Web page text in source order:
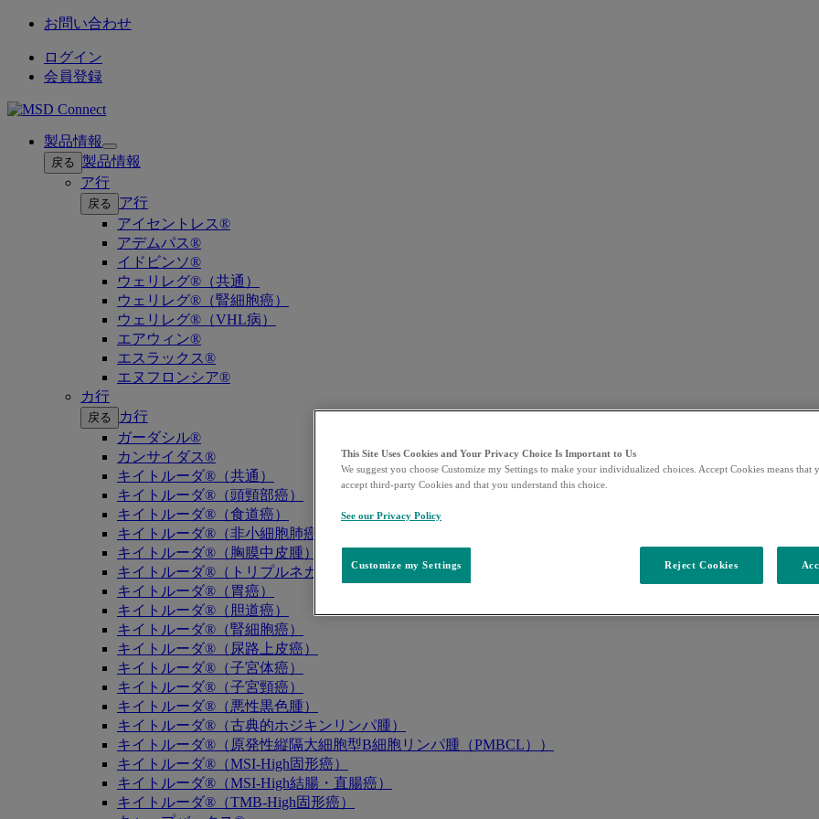
お問い合わせ
ログイン
会員登録
製品情報
Open
submenu
戻る 製品情報
ア行
戻る
ア行
アイセントレス®
アデムパス®
イドビンソ®
ウェリレグ®（共通）
ウェリレグ®（腎細胞癌）
ウェリレグ®（VHL病）
エアウィン®
エスラックス®
エヌフロンシア®
カ行
戻る
カ行
ガーダシル®
カンサイダス®
キイトルーダ®（共通）
キイトルーダ®（頭頸部癌）
キイトルーダ®（食道癌）
キイトルーダ®（非小細胞肺癌）
キイトルーダ®（胸膜中皮腫）
キイトルーダ®（トリプルネガティブ乳癌）
キイトルーダ®（胃癌）
キイトルーダ®（胆道癌）
キイトルーダ®（腎細胞癌）
キイトルーダ®（尿路上皮癌）
キイトルーダ®（子宮体癌）
キイトルーダ®（子宮頸癌）
キイトルーダ®（悪性黒色腫）
キイトルーダ®（古典的ホジキンリンパ腫）
キイトルーダ®（原発性縦隔大細胞型B細胞リンパ腫（PMBCL））
キイトルーダ®（MSI-High固形癌）
キイトルーダ®（MSI-High結腸・直腸癌）
キイトルーダ®（TMB-High固形癌）
This Site Uses Cookies and Your Privacy Choice Is Important to Us
We suggest you choose Customize my Settings to make your individualized choices. Accept Cookies means that
accept third-party Cookies and that you understand this choice.
See our Privacy Policy
Customize my Settings Reject Cookies